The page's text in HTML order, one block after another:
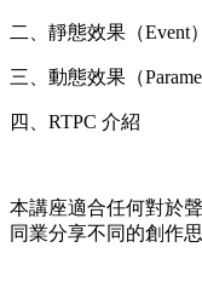
二、靜態效果（Event
三、動態效果（
四、RTPC 介紹
本講座適合任何對於
同業分享不同的創作